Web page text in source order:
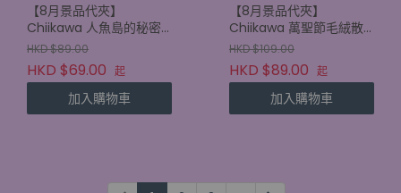
【8月景品代夾】
Chiikawa 人魚島的秘密
討伐系列掛飾毛公仔
10cm
HKD $89.00
HKD $69.00 起
加入購物車
【8月景品代夾】
Chiikawa 萬聖節毛絨散
紙包 17cm
HKD $109.00
HKD $89.00 起
加入購物車